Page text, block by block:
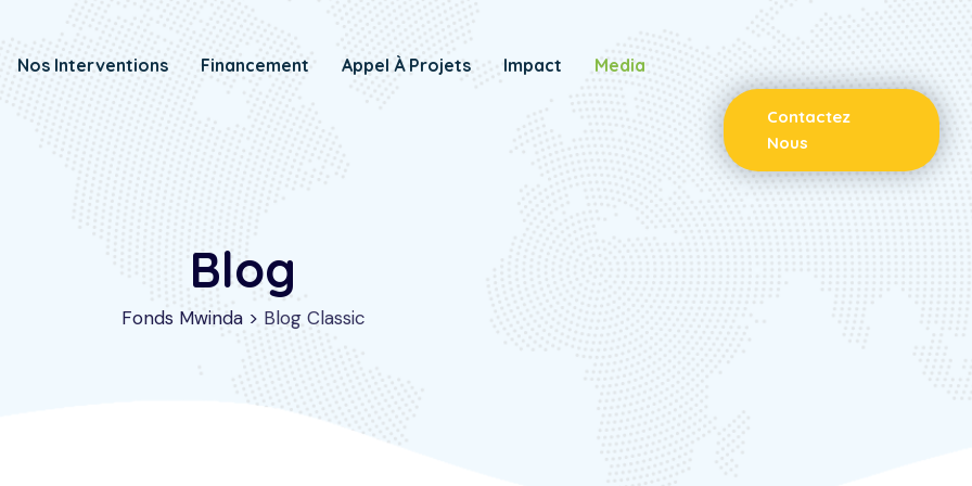
Nos Interventions Financement Appel À Projets Impact Media
Contactez
Nous
Blog
Fonds Mwinda> Blog Classic